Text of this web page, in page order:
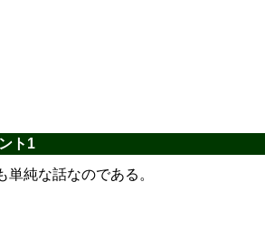
ト1
単純な話なのである。